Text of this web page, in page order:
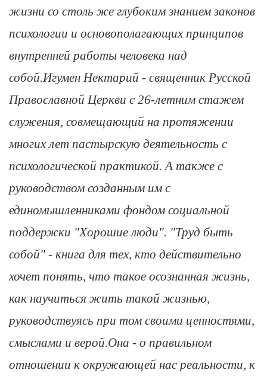
жизни со столь же глубоким знанием законов
психологии и основополагающих принципов
внутренней работы человека над
собой.Игумен Нектарий - священник Русской
Православной Церкви с 26-летним стажем
служения, совмещающий на протяжении
многих лет пастырскую деятельность с
психологической практикой. А также с
руководством созданным им с
единомышленниками фондом социальной
поддержки "Хорошие люди". "Труд быть
собой" - книга для тех, кто действительно
хочет понять, что такое осознанная жизнь,
как научиться жить такой жизнью,
руководствуясь при том своими ценностями,
смыслами и верой.Она - о правильном
отношении к окружающей нас реальности, к